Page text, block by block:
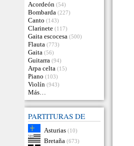
Acordeón (54)
Bombarda (227)
Canto (143)
Clarinete (117)
Gaita escocesa (500)
Flauta (773)
Gaita (56)
Guitarra (94)
Arpa celta (15)
Piano (103)
Violín (943)
Más…
PARTITURAS DE
Asturias (10)
Bretaña (673)